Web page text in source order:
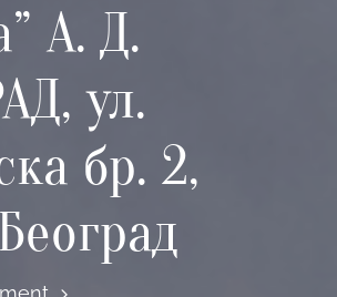
А. Д.
ул.
бр. 2,